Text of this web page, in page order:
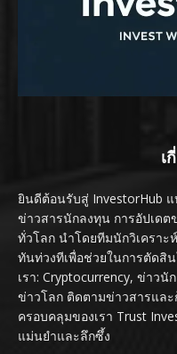
เ
ยินดีต้อนรับสู่ InvestorHub
ข่าวสารนักลงทุน การอัปเดต
ทั่วโลก นำโดยทีมนักวิเคราะ
ทันท่วงทีเพื่อช่วยในการตัดสิ
เรา: Cryptocurrency, ข่าวนั
ข่าวโลก ติดตามข่าวสารแล
ครอบคลุมของเรา Trust
แม่นยำและลึกซึ้ง